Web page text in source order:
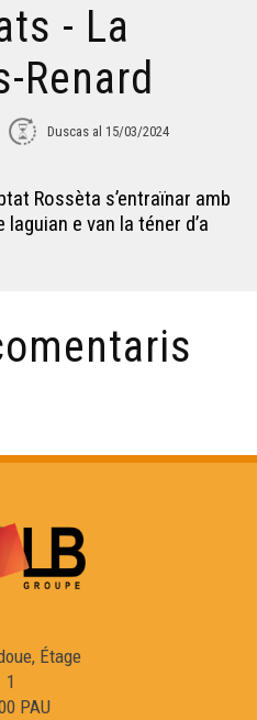
- La
Renard
Duscas al 15/03/2024
Rossèta s’entraïnar amb
e van la téner d’a
Étage
1
PAU